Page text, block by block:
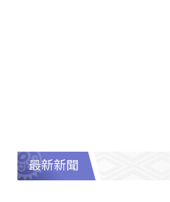
最新新聞